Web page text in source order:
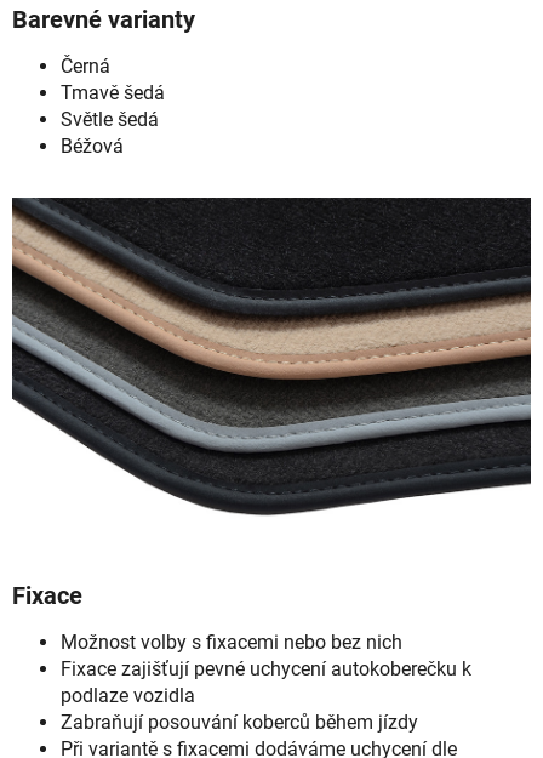
Barevné varianty
Černá
Tmavě šedá
Světle šedá
Béžová
Fixace
Možnost volby s fixacemi nebo bez nich
Fixace zajišťují pevné uchycení autokoberečku k
podlaze vozidla
Zabraňují posouvání koberců během jízdy
Při variantě s fixacemi dodáváme uchycení dle